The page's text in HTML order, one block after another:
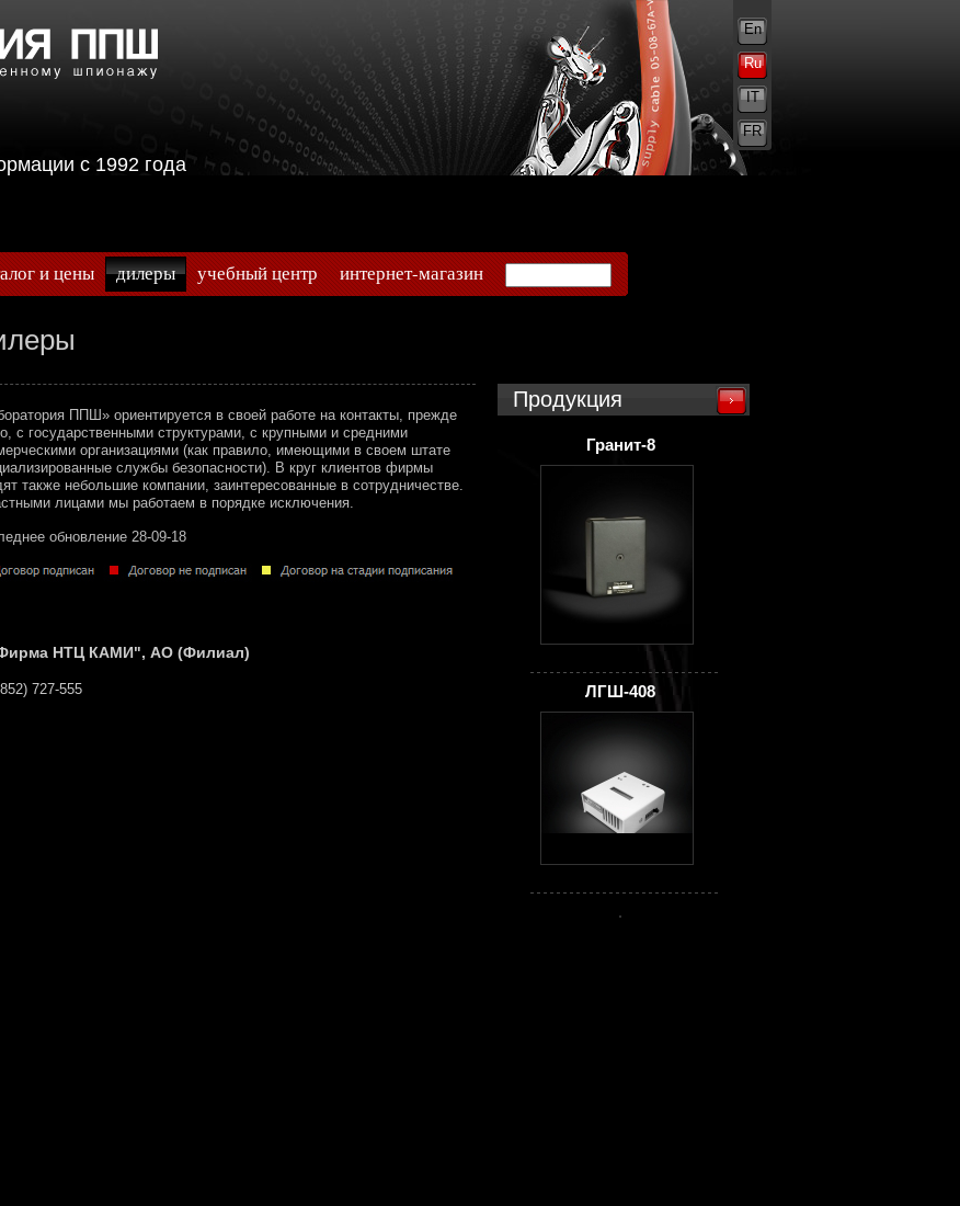
с 1992 года
En
Ru
IT
FR
и цены дилеры учебный центр интернет-магазин
ППШ» ориентируется в своей работе на контакты, прежде
с государственными структурами, с крупными и средними
организациями (как правило, имеющими в своем штате
службы безопасности). В круг клиентов фирмы
также небольшие компании, заинтересованные в сотрудничестве.
лицами мы работаем в порядке исключения.
обновление 28-09-18
НТЦ КАМИ", АО (Филиал)
727-555
Продукция
Гранит-8
ЛГШ-408